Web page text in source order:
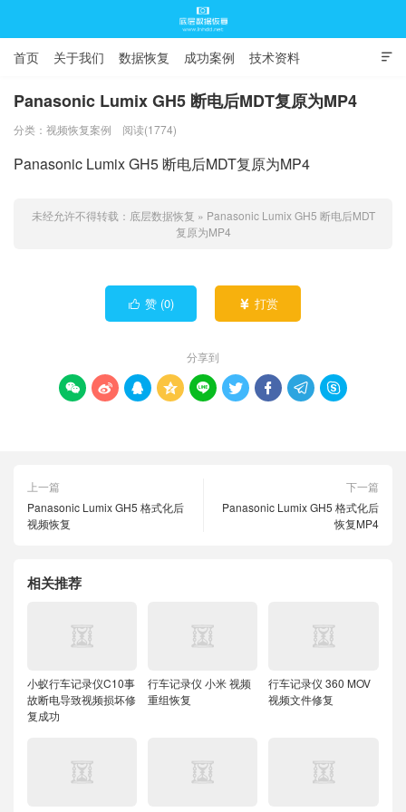

首页 关于我们 数据恢复 成功案例 技术资料
常见问题
Panasonic Lumix GH5 断电后MDT复原为MP4
分类： 视频恢复案例 阅读(1774)
Panasonic Lumix GH5 断电后MDT复原为MP4
未经允许不得转载： 底层数据恢复 » Panasonic Lumix GH5 断电后MDT
复原为MP4
 赞 (0)  打赏
分享到
        
上一篇
Panasonic Lumix GH5 格式化后
视频恢复
下一篇
Panasonic Lumix GH5 格式化后
恢复MP4
相关推荐
小蚁行车记录仪C10事
故断电导致视频损坏修
复成功
行车记录仪 小米 视频
重组恢复
行车记录仪 360 MOV
视频文件修复